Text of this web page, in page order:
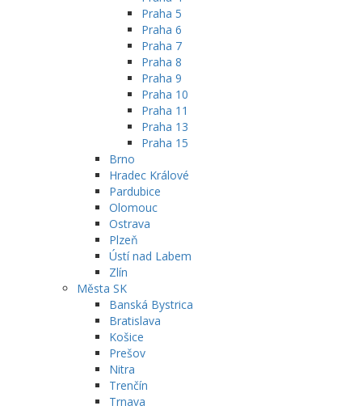
Praha 5
Praha 6
Praha 7
Praha 8
Praha 9
Praha 10
Praha 11
Praha 13
Praha 15
Brno
Hradec Králové
Pardubice
Olomouc
Ostrava
Plzeň
Ústí nad Labem
Zlín
Města SK
Banská Bystrica
Bratislava
Košice
Prešov
Nitra
Trenčín
Trnava